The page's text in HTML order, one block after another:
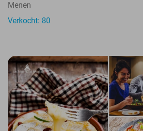
Menen
Verkocht: 80